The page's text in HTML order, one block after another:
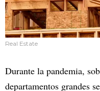
Real Estate
Durante la pandemia,
departamentos grandes